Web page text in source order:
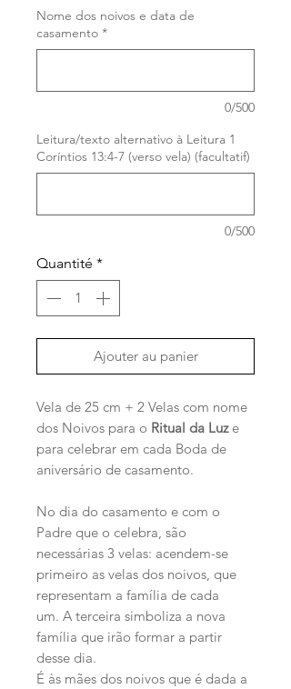
Nome dos noivos e data de
casamento *
0/500
Leitura/texto alternativo à Leitura 1
Coríntios 13:4-7 (verso vela) (facultatif)
0/500
Quantité *
Ajouter au panier
Vela de 25 cm + 2 Velas com nome
dos Noivos para o Ritual da Luze
para celebrar em cada Boda de
aniversário de casamento.
No dia do casamento e com o
Padre que o celebra, são
necessárias 3 velas: acendem-se
primeiro as velas dos noivos, que
representam a família de cada
um. A terceira simboliza a nova
família que irão formar a partir
desse dia.
É às mães dos noivos que é dada a